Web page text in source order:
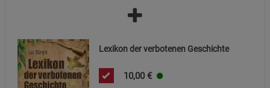
Lexikon der verbotenen Geschichte
10,00 €
Marketing Cookies (3)
Beschreibung Marketing Cookies
Cookie-Informationenanzeigen
Datenschutzerklärung